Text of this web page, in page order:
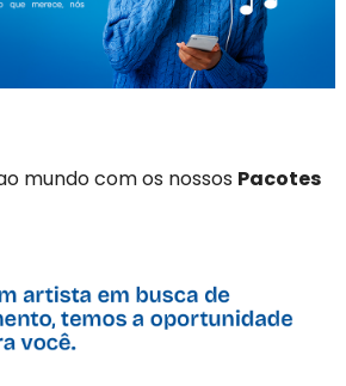
mundo com os nossos Pacotes